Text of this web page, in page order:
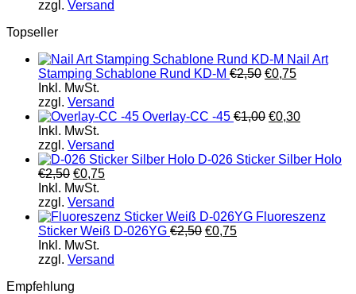
zzgl. Versand
Topseller
Nail Art
Stamping Schablone Rund KD-M €2,50 €0,75
Inkl. MwSt.
zzgl. Versand
Overlay-CC -45 €1,00 €0,30
Inkl. MwSt.
zzgl. Versand
D-026 Sticker Silber Holo
€2,50 €0,75
Inkl. MwSt.
zzgl. Versand
Fluoreszenz
Sticker Weiß D-026YG €2,50 €0,75
Inkl. MwSt.
zzgl. Versand
Empfehlung